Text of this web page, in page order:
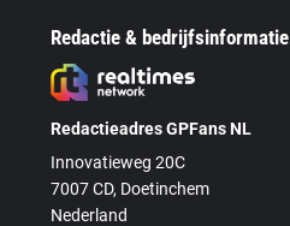
Redactie & bedrijfsinformatie
Redactieadres GPFans NL
Innovatieweg 20C
7007 CD, Doetinchem
Nederland